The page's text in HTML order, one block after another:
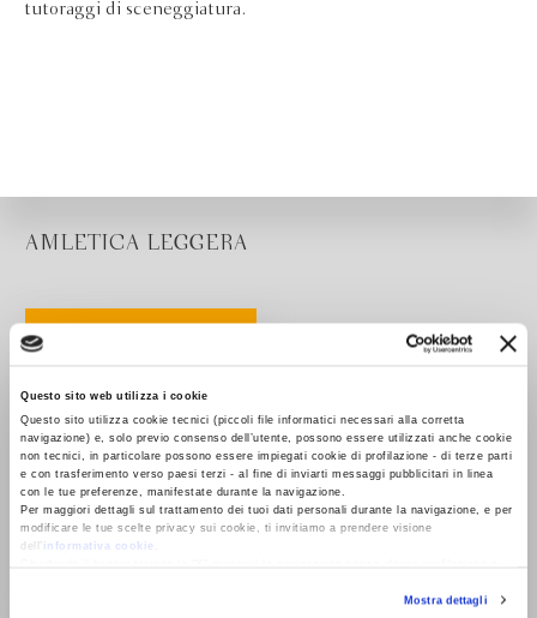
Questo sito web utilizza i cookie
Questo sito utilizza cookie tecnici (piccoli file informatici necessari alla corretta
navigazione) e, solo previo consenso dell’utente, possono essere utilizzati anche cookie
non tecnici, in particolare possono essere impiegati cookie di profilazione - di terze parti
e con trasferimento verso paesi terzi - al fine di inviarti messaggi pubblicitari in linea
con le tue preferenze, manifestate durante la navigazione.
Per maggiori dettagli sul trattamento dei tuoi dati personali durante la navigazione, e per
modificare le tue scelte privacy sui cookie, ti invitiamo a prendere visione
dell’
informativa cookie
RevocaMostra dettagli
tutoraggi di sceneggiatura.
AMLETICA LEGGERA